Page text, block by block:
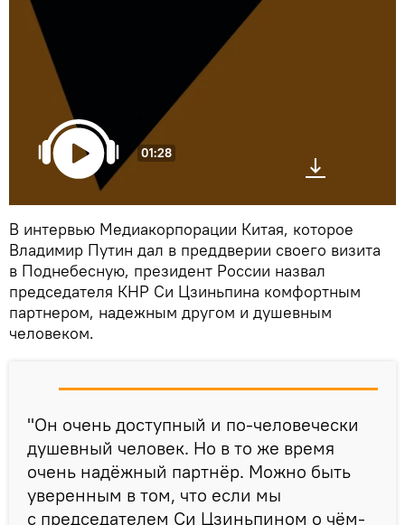
01:28
В интервью Медиакорпорации Китая, которое
Владимир Путин дал в преддверии своего визита
в Поднебесную, президент России назвал
председателя КНР Си Цзиньпина комфортным
партнером, надежным другом и душевным
человеком.
"Он очень доступный и по-человечески
душевный человек. Но в то же время
очень надёжный партнёр. Можно быть
уверенным в том, что если мы
с председателем Си Цзиньпином о чём-